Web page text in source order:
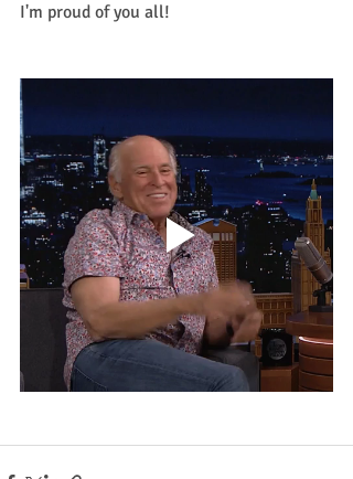
I'm proud of you all!